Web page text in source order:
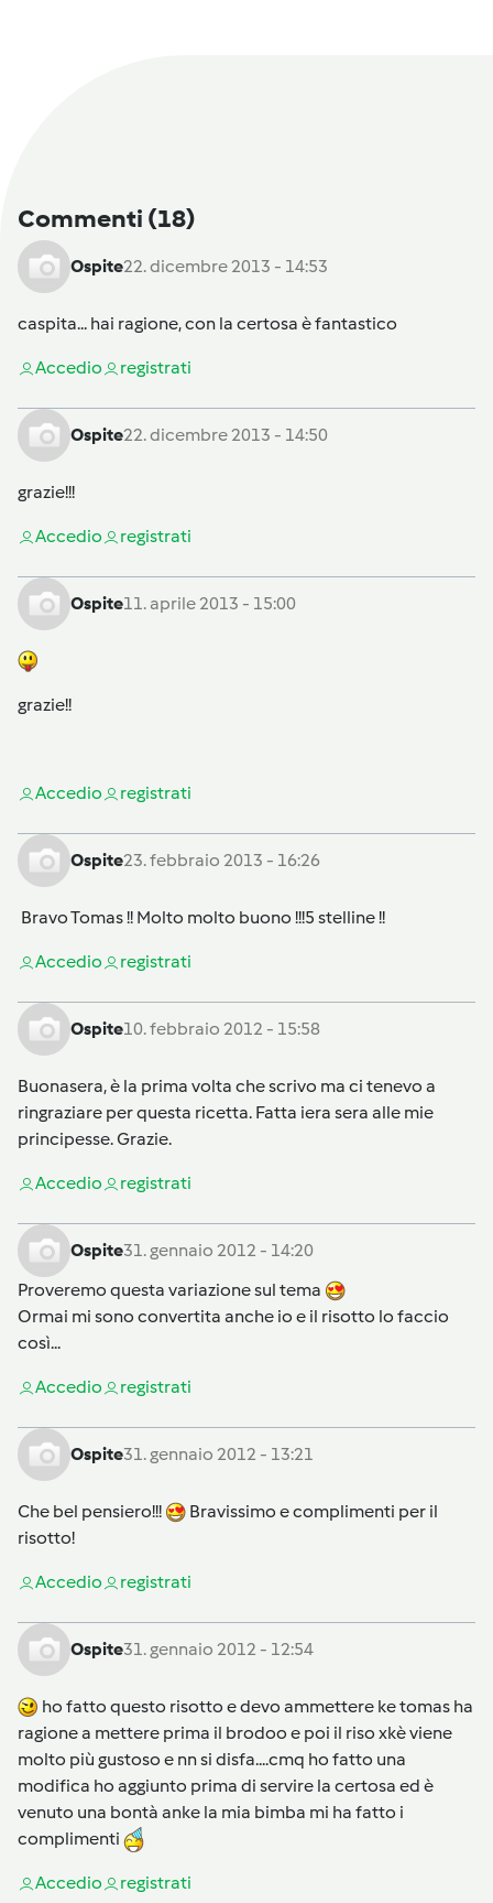
Commenti (18)
Ospite22. dicembre 2013 - 14:53
caspita... hai ragione, con la certosa è fantastico
Accedio registrati
Ospite22. dicembre 2013 - 14:50
grazie!!!
Accedio registrati
Ospite11. aprile 2013 - 15:00
grazie!!
Accedio registrati
Ospite23. febbraio 2013 - 16:26
Bravo Tomas !! Molto molto buono !!!5 stelline !!
Accedio registrati
Ospite10. febbraio 2012 - 15:58
Buonasera, è la prima volta che scrivo ma ci tenevo a
ringraziare per questa ricetta. Fatta iera sera alle mie
principesse. Grazie.
Accedio registrati
Ospite31. gennaio 2012 - 14:20
Proveremo questa variazione sul tema
Ormai mi sono convertita anche io e il risotto lo faccio
così...
Accedio registrati
Ospite31. gennaio 2012 - 13:21
Che bel pensiero!!!
Bravissimo e complimenti per il
risotto!
Accedio registrati
Ospite31. gennaio 2012 - 12:54
ho fatto questo risotto e devo ammettere ke tomas ha
ragione a mettere prima il brodoo e poi il riso xkè viene
molto più gustoso e nn si disfa....cmq ho fatto una
modifica ho aggiunto prima di servire la certosa ed è
venuto una bontà anke la mia bimba mi ha fatto i
complimenti
Accedio registrati